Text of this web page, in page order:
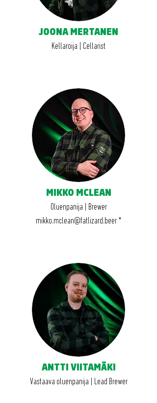
JOONA MERTANEN
Kellaroija | Cellarist
MIKKO MCLEAN
Oluenpanija | Brewer
mikko.mclean@fatlizard.beer*
ANTTI VIITAMÄKI
Vastaava oluenpanija | Lead Brewer